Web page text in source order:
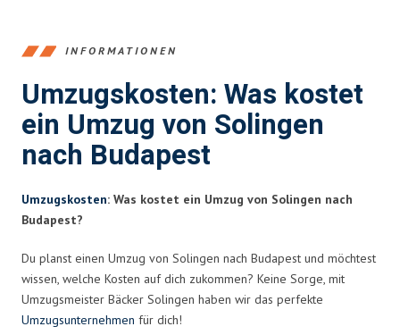
INFORMATIONEN
Umzugskosten: Was kostet
ein Umzug von Solingen
nach Budapest
Umzugskosten: Was kostet ein Umzug von Solingen nach
Budapest?
Du planst einen Umzug von Solingen nach Budapest und möchtest
wissen, welche Kosten auf dich zukommen? Keine Sorge, mit
Umzugsmeister Bäcker Solingen haben wir das perfekte
Umzugsunternehmen für dich!